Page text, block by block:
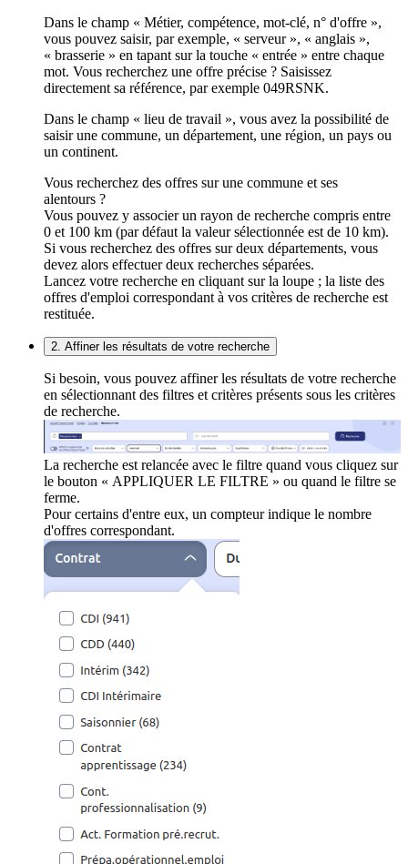
Dans le champ « Métier, compétence, mot-clé, n° d'offre »,
vous pouvez saisir, par exemple, « serveur », « anglais »,
« brasserie » en tapant sur la touche « entrée » entre chaque
mot. Vous recherchez une offre précise ? Saisissez
directement sa référence, par exemple 049RSNK.
Dans le champ « lieu de travail », vous avez la possibilité de
saisir une commune, un département, une région, un pays ou
un continent.
Vous recherchez des offres sur une commune et ses
alentours ?
Vous pouvez y associer un rayon de recherche compris entre
0 et 100 km (par défaut la valeur sélectionnée est de 10 km).
Si vous recherchez des offres sur deux départements, vous
devez alors effectuer deux recherches séparées.
Lancez votre recherche en cliquant sur la loupe ; la liste des
offres d'emploi correspondant à vos critères de recherche est
restituée.
2. Affiner les résultats de votre recherche
Si besoin, vous pouvez affiner les résultats de votre recherche
en sélectionnant des filtres et critères présents sous les critères
de recherche.
La recherche est relancée avec le filtre quand vous cliquez sur
le bouton « APPLIQUER LE FILTRE » ou quand le filtre se
ferme.
Pour certains d'entre eux, un compteur indique le nombre
d'offres correspondant.